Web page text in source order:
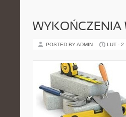
WYKOŃCZENIA
POSTED BY ADMIN LUT - 2